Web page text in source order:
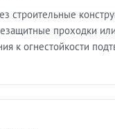
строительные
проходки
к огнестойкости